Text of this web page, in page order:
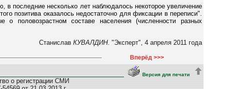
в последние несколько лет наблюдалось некоторое увеличение
позитива оказалось недостаточно для фиксации в переписи".
половозрастном составе населения (численности разных
Станислав КУВАЛДИН. "Эксперт", 4 апреля 2011 года
Вперёд >>>
Версия для печати
о регистрации СМИ